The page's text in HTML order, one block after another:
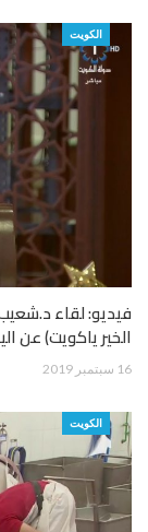
الكويت
فيديو: لقاء
الخير ياكويت) عن
16 سبتمبر 2019
الكويت